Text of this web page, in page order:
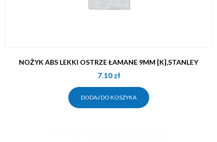
NOŻYK ABS LEKKI OSTRZE ŁAMANE 9MM [K],STANLEY
7.10 zł
DODAJ DO KOSZYKA